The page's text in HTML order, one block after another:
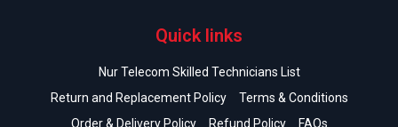
Quick links
Nur Telecom Skilled Technicians List
Return and Replacement Policy
Terms & Conditions
Order & Delivery Policy
Refund Policy FAQs